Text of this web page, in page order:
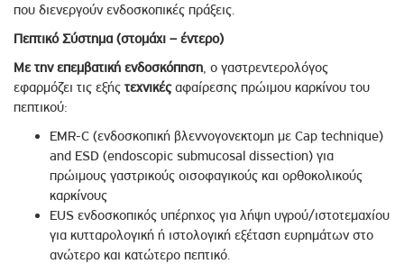
που διενεργούν ενδοσκοπικές πράξεις.
Πεπτικό Σύστημα (στομάχι – έντερο)
Με την επεμβατική ενδοσκόπηση, ο γαστρεντερολόγος
εφαρμόζει τις εξής τεχνικέςαφαίρεσης πρώιμου καρκίνου του
πεπτικού:
EMR-C (ενδοσκοπική βλεννογονεκτομη με Cap technique)
and ESD (endoscopic submucosal dissection) για
πρώιμους γαστρικούς οισοφαγικούς και ορθοκολικούς
καρκίνους
EUS ενδοσκοπικός υπέρηχος για λήψη υγρού/ιστοτεμαχίου
για κυτταρολογική ή ιστολογική εξέταση ευρημάτων στο
ανώτερο και κατώτερο πεπτικό.